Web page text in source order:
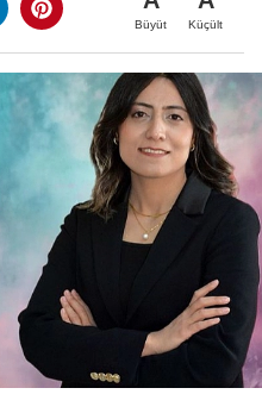
Büyüt Küçült